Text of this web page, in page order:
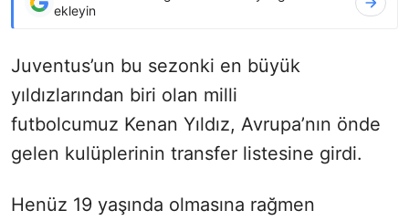
ekleyin
Juventus’un bu sezonki en büyük
yıldızlarından biri olan milli
futbolcumuz Kenan Yıldız, Avrupa’nın önde
gelen kulüplerinin transfer listesine girdi.
Henüz 19 yaşında olmasına rağmen